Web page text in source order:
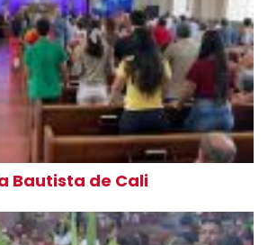
Bautista de Cali